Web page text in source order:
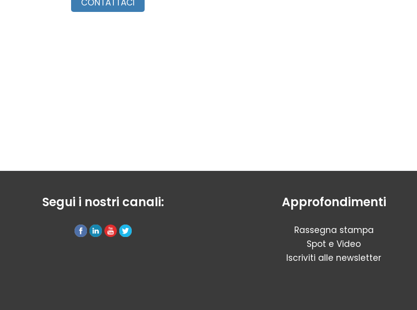
Segui i nostri canali: Approfondimenti
Rassegna stampa
Spot e Video
Iscriviti alle newsletter